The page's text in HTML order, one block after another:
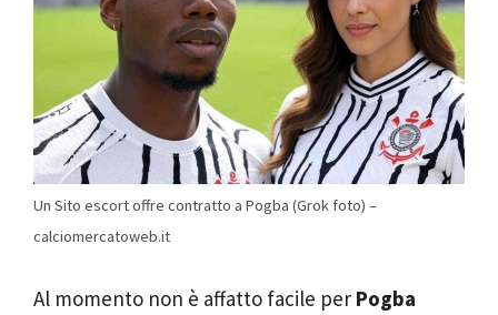
Un Sito escort offre contratto a Pogba (Grok foto) –
calciomercatoweb.it
Al momento non è affatto facile per Pogba